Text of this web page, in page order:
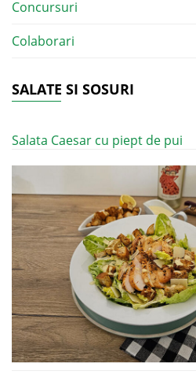
Concursuri
Colaborari
SALATE SI SOSURI
Salata Caesar cu piept de pui